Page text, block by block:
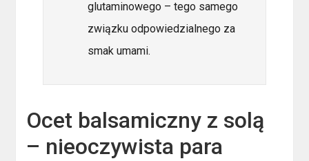
glutaminowego – tego samego
związku odpowiedzialnego za
smak umami.
Ocet balsamiczny z solą
– nieoczywista para